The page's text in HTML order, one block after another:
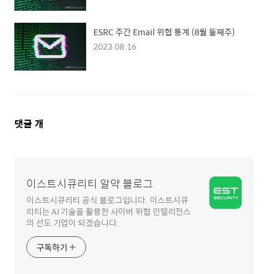
ESRC 주간 Email 위협 통계 (8월 둘째주)
2023.08.16
댓
댓글 개
이스트시큐리티 알약 블로그
이스트시큐리티 공식 블로그입니다. 이스트시큐
리티는 AI 기술을 활용한 사이버 위협 인텔리전스
의 선도 기업이 되겠습니다.
구독하기